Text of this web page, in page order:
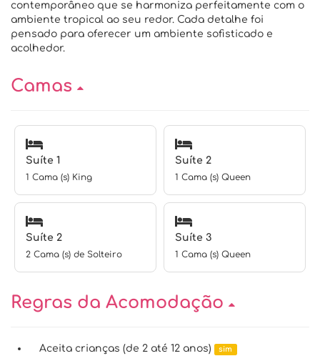
contemporâneo que se harmoniza perfeitamente com o
ambiente tropical ao seu redor. Cada detalhe foi
pensado para oferecer um ambiente sofisticado e
acolhedor.
Camas
Suíte 1
1 Cama (s) King
Suíte 2
1 Cama (s) Queen
Suíte 2
2 Cama (s) de Solteiro
Suíte 3
1 Cama (s) Queen
Regras da Acomodação
Aceita crianças (de 2 até 12 anos) sim